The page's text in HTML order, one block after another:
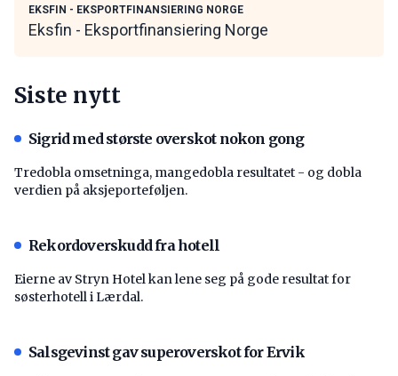
EKSFIN - EKSPORTFINANSIERING NORGE
Eksfin - Eksportfinansiering Norge
Siste nytt
Sigrid med største overskot nokon gong
Tredobla omsetninga, mangedobla resultatet - og dobla
verdien på aksjeporteføljen.
Rekordoverskudd fra hotell
Eierne av Stryn Hotel kan lene seg på gode resultat for
søsterhotell i Lærdal.
Salsgevinst gav superoverskot for Ervik